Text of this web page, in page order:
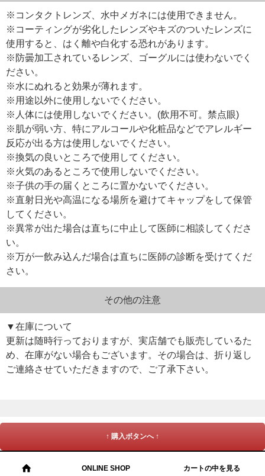
※コンタクトレンズ、水中メガネには使用できません。
※コーティングが劣化したレンズやキズのついたレンズに
使用すると、はく離や白化する恐れがあります。
※防曇加工されているレンズ、ゴーグルには使わないでく
ださい。
※水にぬれると効果が薄れます。
※用途以外に使用しないでください。
※人体には使用しないでください。(飲用不可。禁点眼)
※肌が弱い方、特にアルコールや化粧品などでアレルギー
反応が出る方は使用しないでください。
※換気の良いところで使用してください。
※火気のあるところで使用しないでください。
※子供の手の届くところに置かないでください。
※直射日光や高温になる場所を避けてキャップをして保管
してください。
※異常が出た場合は直ちに中止して医師に相談してくださ
い。
※万が一飲み込んだ場合は直ちに医師の診断を受けてくだ
さい。
その他の注意
▼在庫について
更新は随時行っておりますが、実店舗でも販売しているた
め、在庫がない場合もございます。その場合は、折り返し
ご連絡させていただきますので、ご了承下さい。
↑ 購入ボタンへ ↑
ONLINE SHOP カートの中を見る